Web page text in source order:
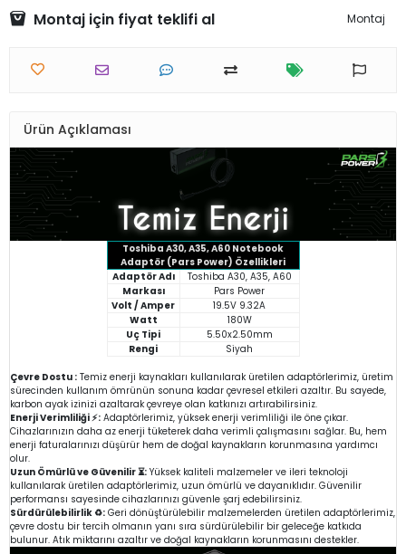
Montaj için fiyat teklifi al Montaj
Ürün Açıklaması
Toshiba A30, A35, A60 Notebook
Adaptör (Pars Power) Özellikleri
Adaptör Adı
Toshiba A30, A35, A60
Markası
Pars Power
Volt / Amper
19.5V 9.32A
Watt
180W
Uç Tipi
5.50x2.50mm
Rengi
Siyah
Çevre Dostu : Temiz enerji kaynakları kullanılarak üretilen adaptörlerimiz, üretim
sürecinden kullanım ömrünün sonuna kadar çevresel etkileri azaltır. Bu sayede,
karbon ayak izinizi azaltarak çevreye olan katkınızı artırabilirsiniz.
Enerji Verimliliği ⚡: Adaptörlerimiz, yüksek enerji verimliliği ile öne çıkar.
Cihazlarınızın daha az enerji tüketerek daha verimli çalışmasını sağlar. Bu, hem
enerji faturalarınızı düşürür hem de doğal kaynakların korunmasına yardımcı
olur.
Uzun Ömürlü ve Güvenilir ⏳: Yüksek kaliteli malzemeler ve ileri teknoloji
kullanılarak üretilen adaptörlerimiz, uzun ömürlü ve dayanıklıdır. Güvenilir
performansı sayesinde cihazlarınızı güvenle şarj edebilirsiniz.
Sürdürülebilirlik ♻️: Geri dönüştürülebilir malzemelerden üretilen adaptörlerimiz,
çevre dostu bir tercih olmanın yanı sıra sürdürülebilir bir geleceğe katkıda
bulunur. Atık miktarını azaltır ve doğal kaynakların korunmasını destekler.